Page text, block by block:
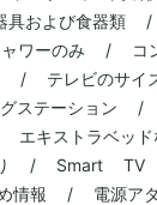
および食器類 /
ワーのみ / コ
レビのサイズ
テーション /
キストラベッ
あり / Smart
め情報 / 電源